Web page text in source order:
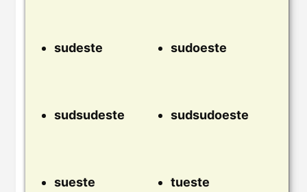
sudeste sudoeste
sudsudeste sudsudoeste
sueste tueste